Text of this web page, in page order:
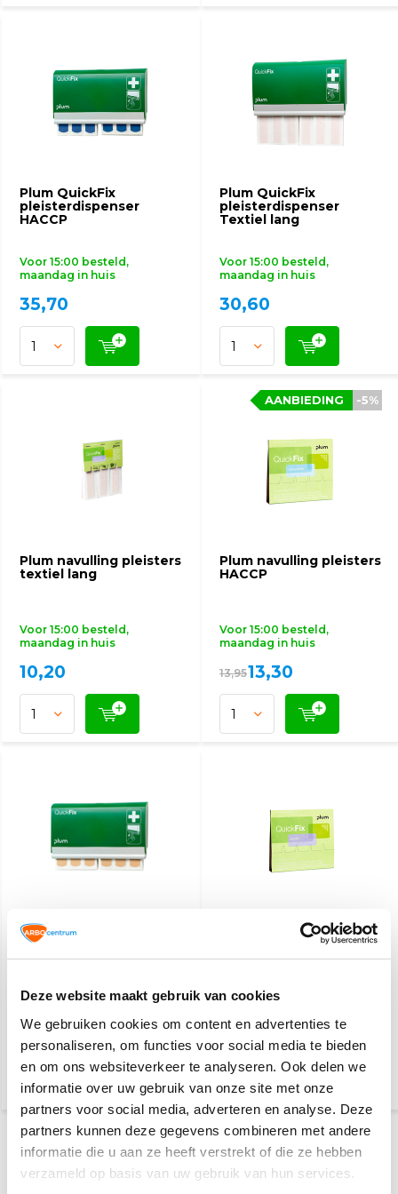
Deze website maakt gebruik van cookies
We gebruiken cookies om content en advertenties te
personaliseren, om functies voor social media te bieden
en om ons websiteverkeer te analyseren. Ook delen we
informatie over uw gebruik van onze site met onze
partners voor social media, adverteren en analyse. Deze
partners kunnen deze gegevens combineren met andere
informatie die u aan ze heeft verstrekt of die ze hebben
verzameld op basis van uw gebruik van hun services.
Plum QuickFix
pleisterdispenser
HACCP
Voor 15:00 besteld,
maandag in huis
35,70
Plum QuickFix
pleisterdispenser
Textiel lang
Voor 15:00 besteld,
maandag in huis
30,60
Plum navulling pleisters
textiel lang
Voor 15:00 besteld,
maandag in huis
10,20
Plum navulling pleisters
HACCP
Voor 15:00 besteld,
maandag in huis
-5%
AANBIEDING
13,9513,30
-5%
AANBIEDING
Plum QuickFix
Pleisterdispenser PE -
Waterresistant
Voor 15:00 besteld,
30,60
Plum navulling pleisters
Voor 15:00 besteld,
10,20
Heb jij nog geen pleisterdispenser in huis? Dan is het een
goed idee om er een te kopen, want een